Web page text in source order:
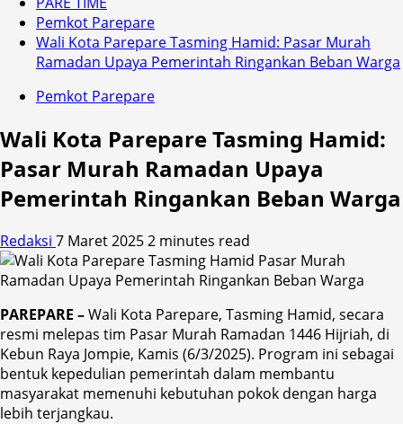
Pemkot Parepare
Wali Kota Parepare Tasming Hamid: Pasar Murah
Ramadan Upaya Pemerintah Ringankan Beban Warga
Pemkot Parepare
Wali Kota Parepare Tasming Hamid:
Pasar Murah Ramadan Upaya
Pemerintah Ringankan Beban Warga
Redaksi 7 Maret 20252 minutes read
PAREPARE –Wali Kota Parepare, Tasming Hamid, secara
resmi melepas tim Pasar Murah Ramadan 1446 Hijriah, di
Kebun Raya Jompie, Kamis (6/3/2025). Program ini sebagai
bentuk kepedulian pemerintah dalam membantu
masyarakat memenuhi kebutuhan pokok dengan harga
lebih terjangkau.